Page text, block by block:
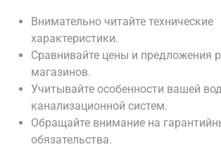
Внимательно читайте технические
характеристики.
Сравнивайте цены и предложения
магазинов.
Учитывайте особенности вашей
канализационной систем.
Обращайте внимание на
обязательства.